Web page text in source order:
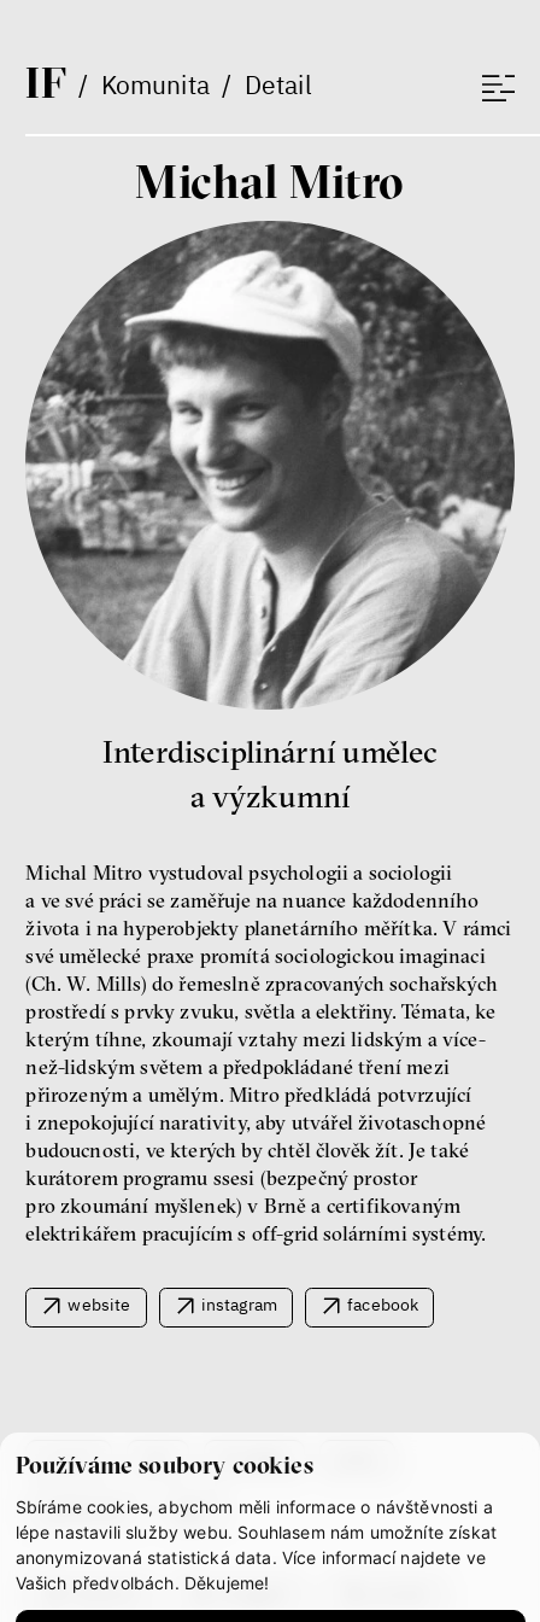
Používáme soubory cookies
Sbíráme cookies, abychom měli informace o návštěvnosti a
lépe nastavili služby webu. Souhlasem nám umožníte získat
anonymizovaná statistická data. Více informací najdete ve
Vašich předvolbách. Děkujeme!
IF/ Komunita/ Detail
Bill McKibben
Environmentalista, spisovatel,
publicista
Nehrajeme o to, jaké peníze
budeme mít, ale čí budou, říká
ekonom Palanský
Miroslav Palanský, Petr Bittner
rozhovor
Demokracie v limitech.
Jeffrey Winters o tom, jak
majetek oligarchů určuje
pravidla
Jeffrey A. Winters
Petr Bittner
peníze demokracie
Nová pravidla
Ondřej Slačálek
Miroslav Palanský
Lucie Trlifajová
Michal Mitro
Interdisciplinární umělec
a výzkumní
Michal Mitro vystudoval psychologii a sociologii
a ve své práci se zaměřuje na nuance každodenního
života i na hyperobjekty planetárního měřítka. V rámci
své umělecké praxe promítá sociologickou imaginaci
(Ch. W. Mills) do řemeslně zpracovaných sochařských
prostředí s prvky zvuku, světla a elektřiny. Témata, ke
kterým tíhne, zkoumají vztahy mezi lidským a více-
než-lidským světem a předpokládané tření mezi
přirozeným a umělým. Mitro předkládá potvrzující
i znepokojující narativity, aby utvářel životaschopné
budoucnosti, ve kterých by chtěl člověk žít. Je také
kurátorem programu ssesi (bezpečný prostor
pro zkoumání myšlenek) v Brně a certifikovaným
elektrikářem pracujícím s off-grid solárními systémy.
website instagram facebook
co je if tým kontakty
partnerství gdpr
facebook instagram